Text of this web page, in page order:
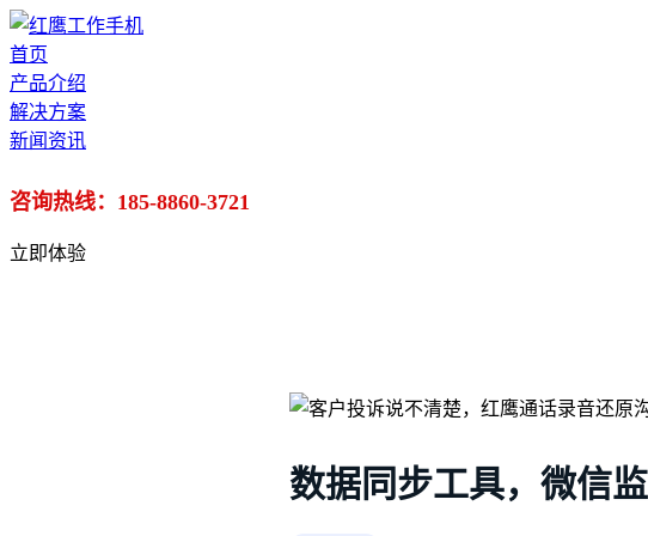
首页
产品介绍
解决方案
新闻资讯
咨询热线：185-8860-3721
立即体验
数据同步工具，微信